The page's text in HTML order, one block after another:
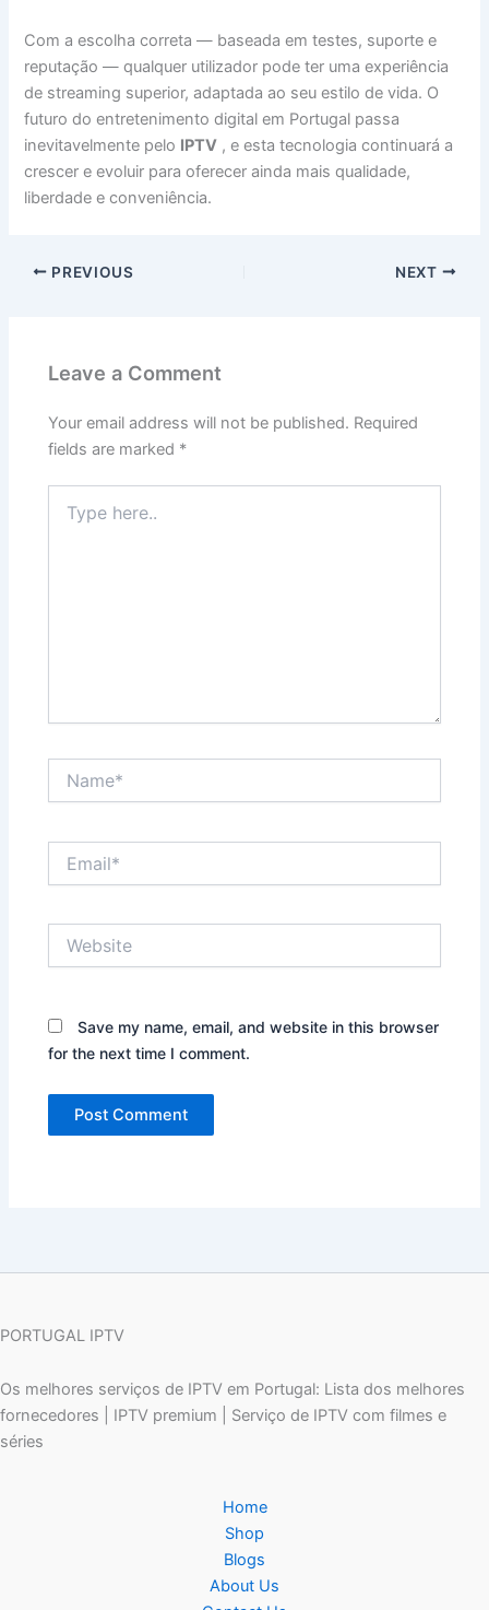
Com a escolha correta — baseada em testes, suporte e
reputação — qualquer utilizador pode ter uma experiência
de streaming superior, adaptada ao seu estilo de vida. O
futuro do entretenimento digital em Portugal passa
inevitavelmente pelo IPTV , e esta tecnologia continuará a
crescer e evoluir para oferecer ainda mais qualidade,
liberdade e conveniência.
PREVIOUS NEXT
Leave a Comment
Your email address will not be published. Required
fields are marked *
here..
Save my name, email, and website in this browser
for the next time I comment.
PORTUGAL IPTV
Os melhores serviços de IPTV em Portugal: Lista dos melhores
fornecedores | IPTV premium | Serviço de IPTV com filmes e
séries
Home
Shop
Blogs
About Us